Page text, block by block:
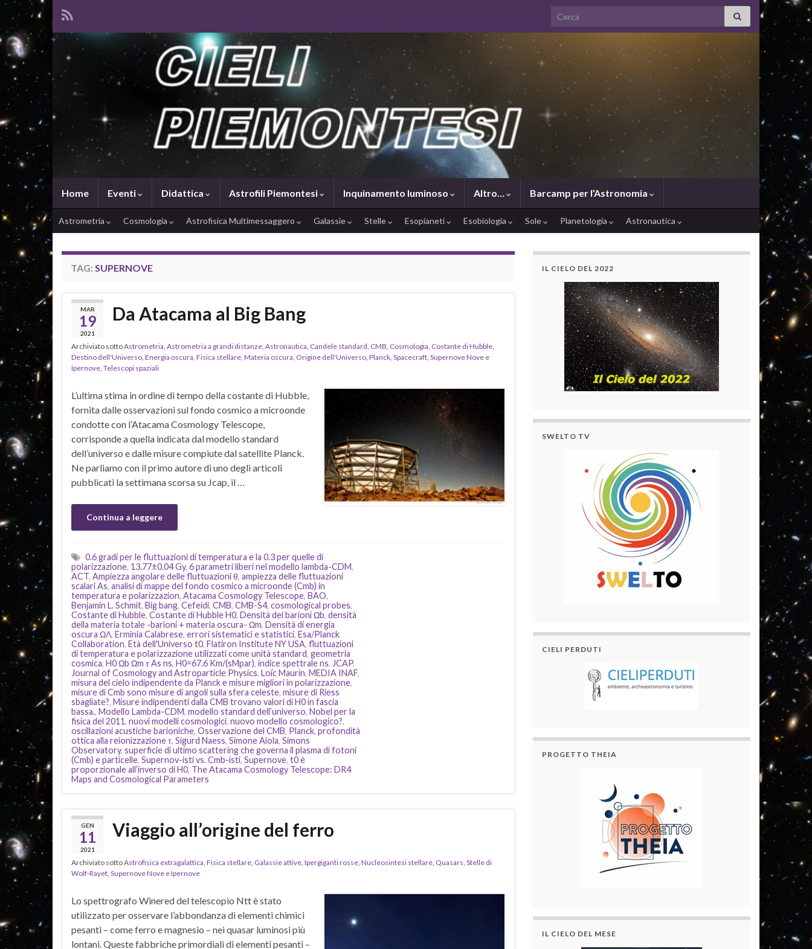
Search for:
Home Eventi Didattica Astrofili Piemontesi Inquinamento luminoso Altro… Barcamp per l’Astronomia
Astrometria Cosmologia Astrofisica Multimessaggero Galassie Stelle Esopianeti Esobiologia Sole Planetologia Astronautica
TAG: SUPERNOVE
MAR
19
2021
Da Atacama al Big Bang
Archiviato sottoAstrometria, Astrometria a grandi distanze, Astronautica, Candele standard, CMB, Cosmologia, Costante di Hubble,
Destino dell'Universo, Energia oscura, Fisica stellare, Materia oscura, Origine dell'Universo, Planck, Spacecraft, Supernove Nove e
Ipernove, Telescopi spaziali
L’ultima stima in ordine di tempo della costante di Hubble,
fornita dalle osservazioni sul fondo cosmico a microonde
condotte con l’Atacama Cosmology Telescope,
corrisponde a quella indicata dal modello standard
dell’universo e dalle misure compiute dal satellite Planck.
Ne parliamo con il primo autore di uno degli articoli
pubblicati la settimana scorsa su Jcap, il …
Continua a leggere
0.6 gradi per le fluttuazioni di temperatura e la 0.3 per quelle di
polarizzazione, 13.77±0.04 Gy, 6 parametri liberi nel modello lambda-CDM,
ACT, Ampiezza angolare delle fluttuazioni θ, ampiezza delle fluttuazioni
scalari As, analisi di mappe del fondo cosmico a microonde (Cmb) in
temperatura e polarizzazion, Atacama Cosmology Telescope, BAO,
Benjamin L. Schmit, Big bang, Cefeidi, CMB, CMB-S4, cosmological probes,
Costante di Hubble, Costante di Hubble H0, Densità dei barioni Ωb, densità
della materia totale -barioni + materia oscura- Ωm, Densità di energia
oscura ΩΛ, Erminia Calabrese, errori sistematici e statistici, Esa/Planck
Collaboration, Età dell'Universo t0, Flatiron Institute NY USA, fluttuazioni
di temperatura e polarizzazione utilizzati come unità standard, geometria
cosmica, H0 Ωb Ωm τ As ns, H0=67.6 Km/(sMpar), indice spettrale ns, JCAP,
Journal of Cosmology and Astroparticle Physics, Loïc Maurin, MEDIA INAF,
misura del cielo indipendente da Planck e misure migliori in polarizzazione,
misure di Cmb sono misure di angoli sulla sfera celeste, misure di Riess
sbagliate?, Misure indipendenti dalla CMB trovano valori di H0 in fascia
bassa., Modello Lambda-CDM, modello standard dell’universo, Nobel per la
fisica del 2011, nuovi modelli cosmologici, nuovo modello cosmologico?,
oscillazioni acustiche barioniche, Osservazione del CMB, Planck, profondità
ottica alla reionizzazione τ, Sigurd Naess, Simone Aiola, Simons
Observatory, superficie di ultimo scattering che governa il plasma di fotoni
(Cmb) e particelle, Supernov-isti vs. Cmb-isti, Supernove, t0 è
proporzionale all’inverso di H0, The Atacama Cosmology Telescope: DR4
Maps and Cosmological Parameters
GEN
11
2021
Viaggio all’origine del ferro
Archiviato sottoAstrofisica extragalattica, Fisica stellare, Galassie attive, Ipergiganti rosse, Nucleosintesi stellare, Quasars, Stelle di
Wolf-Rayet, Supernove Nove e Ipernove
Lo spettrografo Winered del telescopio Ntt è stato
utilizzato per osservare l’abbondanza di elementi chimici
pesanti – come ferro e magnesio – nei quasar luminosi più
lontani. Queste fabbriche primordiali di elementi pesanti –
IL CIELO DEL 2022
SWELTO TV
CIELI PERDUTI
PROGETTO THEIA
IL CIELO DEL MESE